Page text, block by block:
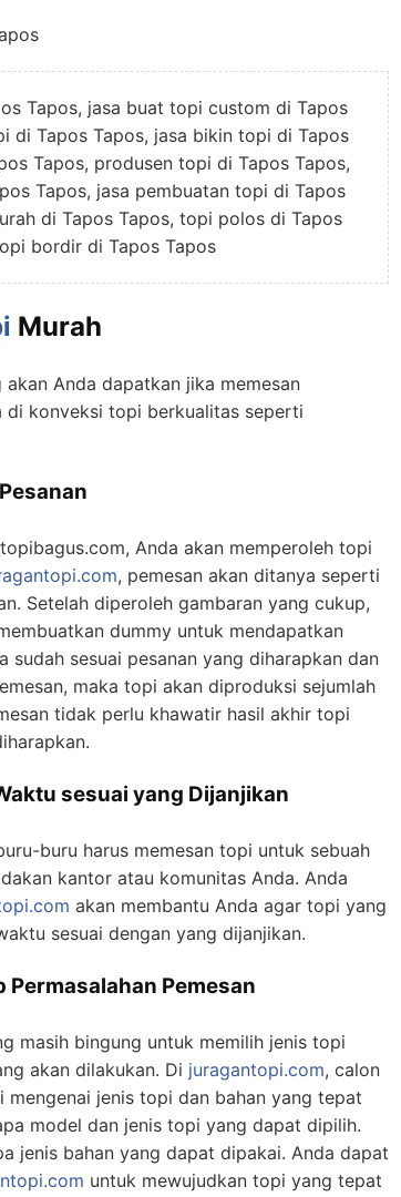
Tapos, jasa buat topi custom di Tapos
di Tapos Tapos, jasa bikin topi di Tapos
Tapos, produsen topi di Tapos Tapos,
Tapos, jasa pembuatan topi di Tapos
di Tapos Tapos, topi polos di Tapos
bordir di Tapos Tapos
Murah
Anda dapatkan jika memesan
di konveksi topi berkualitas seperti
Anda akan memperoleh topi
, pemesan akan ditanya seperti
Setelah diperoleh gambaran yang cukup,
dummy untuk mendapatkan
sudah sesuai pesanan yang diharapkan dan
maka topi akan diproduksi sejumlah
tidak perlu khawatir hasil akhir topi
sesuai yang Dijanjikan
buru harus memesan topi untuk sebuah
kantor atau komunitas Anda. Anda
akan membantu Anda agar topi yang
sesuai dengan yang dijanjikan.
Permasalahan Pemesan
masih bingung untuk memilih jenis topi
akan dilakukan. Di juragantopi.com, calon
mengenai jenis topi dan bahan yang tepat
model dan jenis topi yang dapat dipilih.
jenis bahan yang dapat dipakai. Anda dapat
untuk mewujudkan topi yang tepat